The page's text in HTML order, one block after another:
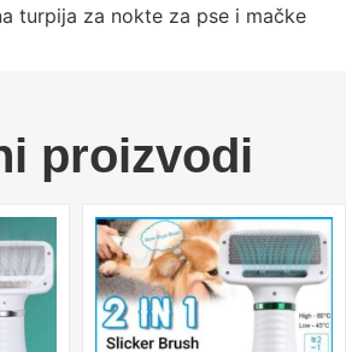
turpija za nokte za pse i mačke
proizvodi